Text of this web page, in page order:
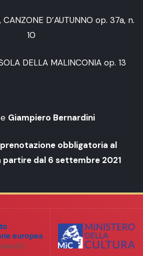
D’AUTUNNO op. 37a, n.
10
DELLA MALINCONIA op. 13
Giampiero Bernardini
obbligatoria al
partire dal 6 settembre 2021